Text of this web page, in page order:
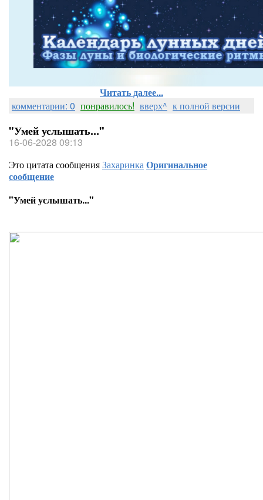
Читать далее...
комментарии: 0 понравилось! вверх^ к полной версии
"Умей услышать..."
16-06-2028 09:13
Это цитата сообщенияЗахаринкаОригинальное
сообщение
"Умей услышать..."